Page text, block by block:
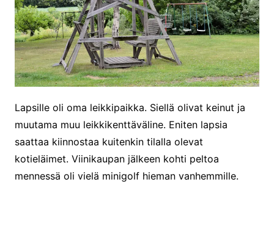
Lapsille oli oma leikkipaikka. Siellä olivat keinut ja
muutama muu leikkikenttäväline. Eniten lapsia
saattaa kiinnostaa kuitenkin tilalla olevat
kotieläimet. Viinikaupan jälkeen kohti peltoa
mennessä oli vielä minigolf hieman vanhemmille.